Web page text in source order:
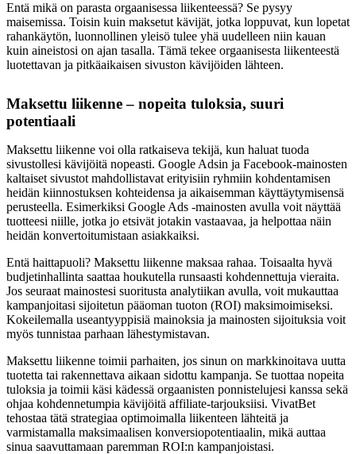
Entä mikä on parasta orgaanisessa liikenteessä? Se pysyy
maisemissa. Toisin kuin maksetut kävijät, jotka loppuvat, kun lopetat
rahankäytön, luonnollinen yleisö tulee yhä uudelleen niin kauan
kuin aineistosi on ajan tasalla. Tämä tekee orgaanisesta liikenteestä
luotettavan ja pitkäaikaisen sivuston kävijöiden lähteen.
Maksettu liikenne – nopeita tuloksia, suuri
potentiaali
Maksettu liikenne voi olla ratkaiseva tekijä, kun haluat tuoda
sivustollesi kävijöitä nopeasti. Google Adsin ja Facebook-mainosten
kaltaiset sivustot mahdollistavat erityisiin ryhmiin kohdentamisen
heidän kiinnostuksen kohteidensa ja aikaisemman käyttäytymisensä
perusteella. Esimerkiksi Google Ads -mainosten avulla voit näyttää
tuotteesi niille, jotka jo etsivät jotakin vastaavaa, ja helpottaa näin
heidän konvertoitumistaan asiakkaiksi.
Entä haittapuoli? Maksettu liikenne maksaa rahaa. Toisaalta hyvä
budjetinhallinta saattaa houkutella runsaasti kohdennettuja vieraita.
Jos seuraat mainostesi suoritusta analytiikan avulla, voit mukauttaa
kampanjoitasi sijoitetun pääoman tuoton (ROI) maksimoimiseksi.
Kokeilemalla useantyyppisiä mainoksia ja mainosten sijoituksia voit
myös tunnistaa parhaan lähestymistavan.
Maksettu liikenne toimii parhaiten, jos sinun on markkinoitava uutta
tuotetta tai rakennettava aikaan sidottu kampanja. Se tuottaa nopeita
tuloksia ja toimii käsi kädessä orgaanisten ponnistelujesi kanssa sekä
ohjaa kohdennetumpia kävijöitä affiliate-tarjouksiisi. VivatBet
tehostaa tätä strategiaa optimoimalla liikenteen lähteitä ja
varmistamalla maksimaalisen konversiopotentiaalin, mikä auttaa
sinua saavuttamaan paremman ROI:n kampanjoistasi.